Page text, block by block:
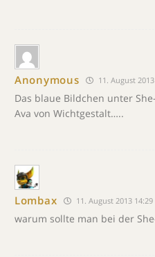
Anonymous 11. August 2013
Das blaue Bildchen unter
Ava von Wichtgestalt…..
Lombax 11. August 2013 14:29
warum sollte man bei der